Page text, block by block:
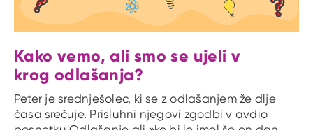
Kako vemo, ali smo se ujeli v
krog odlašanja?
Peter je srednješolec, ki se z odlašanjem že dlje
časa srečuje. Prisluhni njegovi zgodbi v avdio